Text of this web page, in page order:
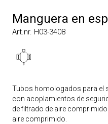
Manguera en
Art.nr. H03-3408
Tubos homologados para el
con acoplamientos de
de filtrado de aire
aire comprimido.